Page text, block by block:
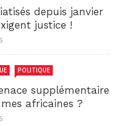
depuis janvier
justice !
POLITIQUE
supplémentaire
africaines ?